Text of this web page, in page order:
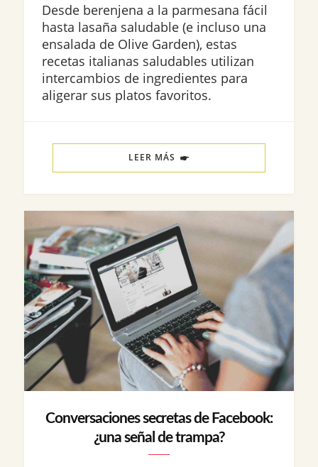
Desde berenjena a la parmesana fácil
hasta lasaña saludable (e incluso una
ensalada de Olive Garden), estas
recetas italianas saludables utilizan
intercambios de ingredientes para
aligerar sus platos favoritos.
LEER MÁS
Conversaciones secretas de Facebook:
¿una señal de trampa?